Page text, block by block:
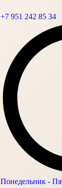
+7 951 242 85 34
Понедельник -